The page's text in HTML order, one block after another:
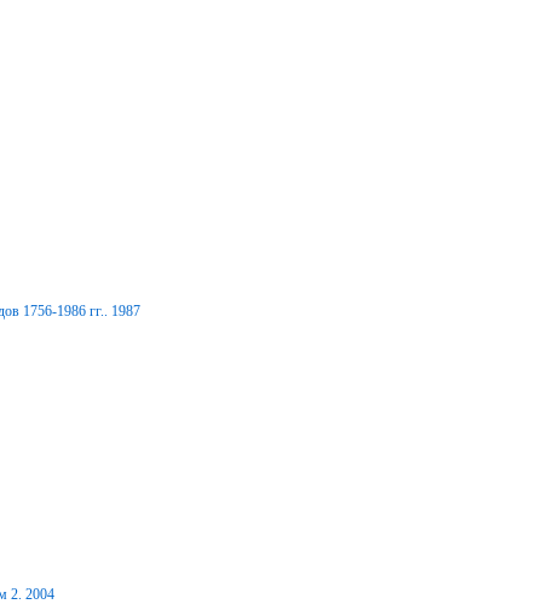
1756-1986 гг.. 1987
2. 2004